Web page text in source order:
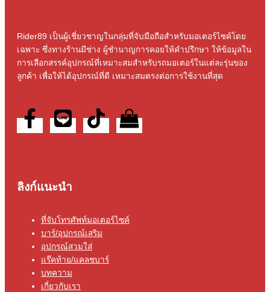
Rider89 เป็นผู้เชี่ยวชาญในกลุ่มที่จับมือถือสําหรับมอเตอร์ไซค์โดย
เฉพาะ ซึ่งทางร้านมีช่าง ผู้ชํานาญการคอยให้คําปรึกษา ให้ข้อมูลใน
การเลือกสรรค์อุปกรณ์ที่เหมาะสมสําหรับรถมอเตอร์ในแต่ละรุ่นของ
ลูกค้า เพื่อให้ได้อุปกรณ์ที่ดี เหมาะสมตรงต่อการใช้งานที่สุด
ลิงก์แนะนำ
ที่จับโทรศัพท์มอเตอร์ไซค์
บาร์/อุปกรณ์เสริม
อุปกรณ์สวมใส่
แร๊คท้าย/แคลชบาร์
บทความ
เกี่ยวกับเรา